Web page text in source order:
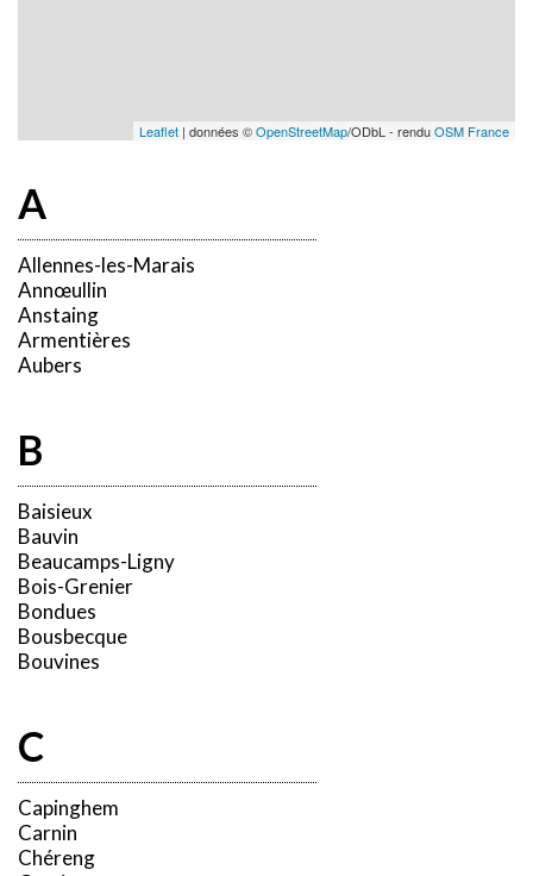
Leaflet | données ©OpenStreetMap/ODbL - renduOSM France
A
Allennes-les-Marais
Annœullin
Anstaing
Armentières
Aubers
B
Baisieux
Bauvin
Beaucamps-Ligny
Bois-Grenier
Bondues
Bousbecque
Bouvines
C
Capinghem
Carnin
Chéreng